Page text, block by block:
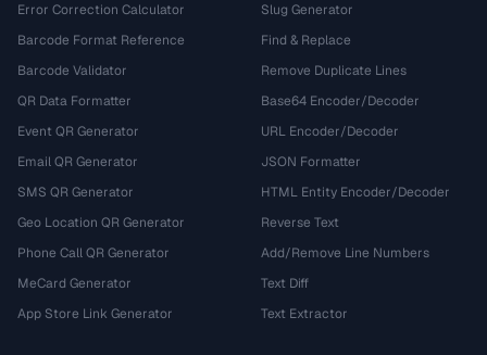
Error Correction Calculator
Barcode Format Reference
Barcode Validator
QR Data Formatter
Event QR Generator
Email QR Generator
SMS QR Generator
Geo Location QR Generator
Phone Call QR Generator
MeCard Generator
App Store Link Generator
Slug Generator
Find & Replace
Remove Duplicate Lines
Base64 Encoder/Decoder
URL Encoder/Decoder
JSON Formatter
HTML Entity Encoder/Decoder
Reverse Text
Add/Remove Line Numbers
Text Diff
Text Extractor